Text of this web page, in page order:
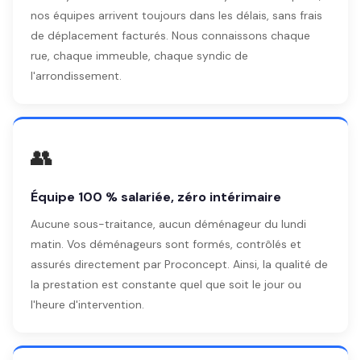
nos équipes arrivent toujours dans les délais, sans frais
de déplacement facturés. Nous connaissons chaque
rue, chaque immeuble, chaque syndic de
l'arrondissement.
👥
Équipe 100 % salariée, zéro intérimaire
Aucune sous-traitance, aucun déménageur du lundi
matin. Vos déménageurs sont formés, contrôlés et
assurés directement par Proconcept. Ainsi, la qualité de
la prestation est constante quel que soit le jour ou
l'heure d'intervention.